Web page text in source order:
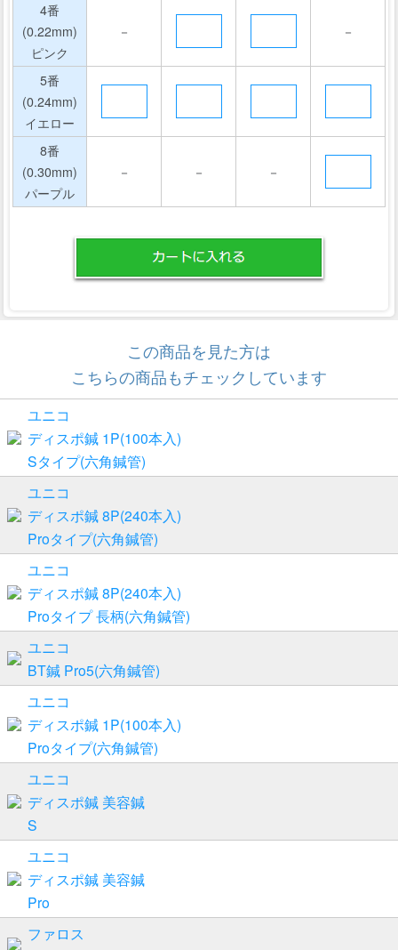
4番
(0.22mm)
ピンク
－ －
5番
(0.24mm)
イエロー
8番
(0.30mm)
パープル
－ － －
この商品を見た方は
こちらの商品もチェックしています
ユニコ
ディスポ鍼 1P(100本入)
Sタイプ(六角鍼管)
ユニコ
ディスポ鍼 8P(240本入)
Proタイプ(六角鍼管)
ユニコ
ディスポ鍼 8P(240本入)
Proタイプ 長柄(六角鍼管)
ユニコ
BT鍼 Pro5(六角鍼管)
ユニコ
ディスポ鍼 1P(100本入)
Proタイプ(六角鍼管)
ユニコ
ディスポ鍼 美容鍼
S
ユニコ
ディスポ鍼 美容鍼
Pro
ファロス